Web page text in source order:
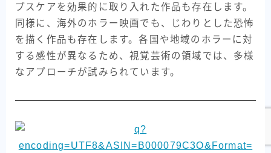
Follow Me
プスケアを効果的に取り入れた作品も存在します。
同様に、海外のホラー映画でも、じわりとした恐怖
を描く作品も存在します。各国や地域のホラーに対
する感性が異なるため、視覚芸術の領域では、多様
なアプローチが試みられています。